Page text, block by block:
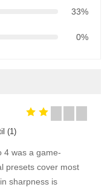
33%
0%
(1)
4 was a game-
presets cover most
sharpness is